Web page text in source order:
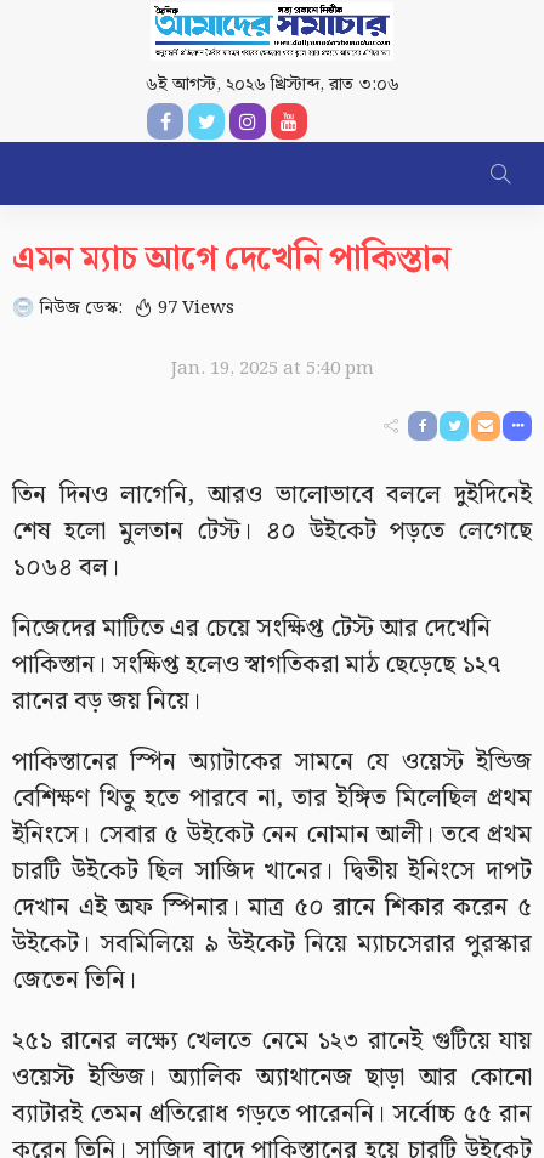
৬ই আগস্ট, ২০২৬ খ্রিস্টাব্দ,রাত ৩:০৬
এমন ম্যাচ আগে দেখেনি পাকিস্তান
নিউজ ডেস্ক: 97 Views
Jan. 19, 2025 at 5:40 pm
তিন দিনও লাগেনি, আরও ভালোভাবে বললে দুইদিনেই
শেষ হলো মুলতান টেস্ট। ৪০ উইকেট পড়তে লেগেছে
১০৬৪ বল।
নিজেদের মাটিতে এর চেয়ে সংক্ষিপ্ত টেস্ট আর দেখেনি
পাকিস্তান। সংক্ষিপ্ত হলেও স্বাগতিকরা মাঠ ছেড়েছে ১২৭
রানের বড় জয় নিয়ে।
পাকিস্তানের স্পিন অ্যাটাকের সামনে যে ওয়েস্ট ইন্ডিজ
বেশিক্ষণ থিতু হতে পারবে না, তার ইঙ্গিত মিলেছিল প্রথম
ইনিংসে। সেবার ৫ উইকেট নেন নোমান আলী। তবে প্রথম
চারটি উইকেট ছিল সাজিদ খানের। দ্বিতীয় ইনিংসে দাপট
দেখান এই অফ স্পিনার। মাত্র ৫০ রানে শিকার করেন ৫
উইকেট। সবমিলিয়ে ৯ উইকেট নিয়ে ম্যাচসেরার পুরস্কার
জেতেন তিনি।
২৫১ রানের লক্ষ্যে খেলতে নেমে ১২৩ রানেই গুটিয়ে যায়
ওয়েস্ট ইন্ডিজ। অ্যালিক অ্যাথানেজ ছাড়া আর কোনো
ব্যাটারই তেমন প্রতিরোধ গড়তে পারেননি। সর্বোচ্চ ৫৫ রান